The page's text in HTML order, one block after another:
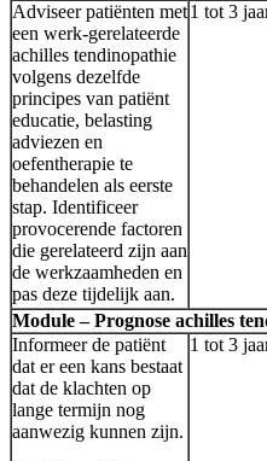
Adviseer patiënten met
een werk-gerelateerde
achilles tendinopathie
volgens dezelfde
principes van patiënt
educatie, belasting
adviezen en
oefentherapie te
behandelen als eerste
stap. Identificeer
provocerende factoren
die gerelateerd zijn aan
de werkzaamheden en
pas deze tijdelijk aan.
1 tot 3
Module – Prognose achilles
Informeer de patiënt
dat er een kans bestaat
dat de klachten op
lange termijn nog
aanwezig kunnen zijn.
1 tot 3